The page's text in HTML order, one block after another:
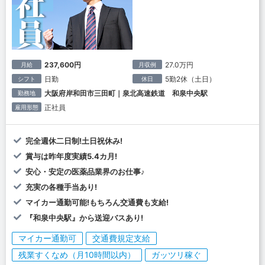
月給 237,600円 月収例 27.0万円
シフト 日勤 休日 5勤2休（土日）
勤務地 大阪府岸和田市三田町｜泉北高速鉄道 和泉中央駅
雇用形態 正社員
完全週休二日制!土日祝休み!
賞与は昨年度実績5.4カ月!
安心・安定の医薬品業界のお仕事♪
充実の各種手当あり!
マイカー通勤可能!もちろん交通費も支給!
『和泉中央駅』から送迎バスあり!
マイカー通勤可
交通費規定支給
残業すくなめ（月10時間以内）
ガッツリ稼ぐ